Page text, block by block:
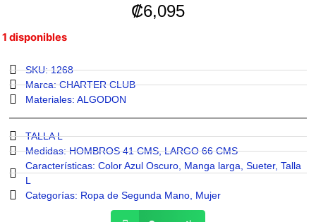
₡6,095
1 disponibles
SKU: 1268
Marca:CHARTER CLUB
Materiales: ALGODON
TALLA L
Medidas:HOMBROS 41 CMS,LARGO 66 CMS
Características: Color Azul Oscuro Manga larga Sueter, Talla
L
Categorías: Ropa de Segunda Mano Mujer